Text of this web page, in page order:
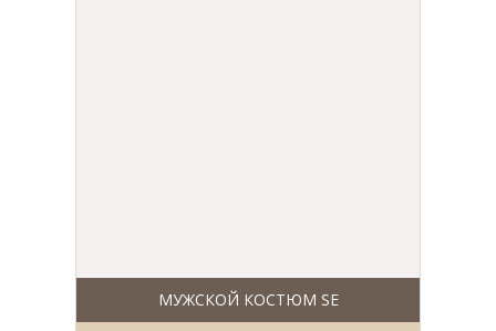
МУЖСКОЙ КОСТЮМ SE